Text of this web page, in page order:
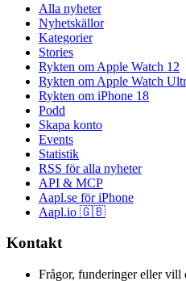
Alla nyheter
Nyhetskällor
Kategorier
Stories
Rykten om Apple Watch 12
Rykten om Apple Watch
Rykten om iPhone 18
Podd
Skapa konto
Events
Statistik
RSS för alla nyheter
API & MCP
Aapl.se för iPhone
Aapl.io 🇬🇧
Kontakt
Frågor, funderinger eller vill